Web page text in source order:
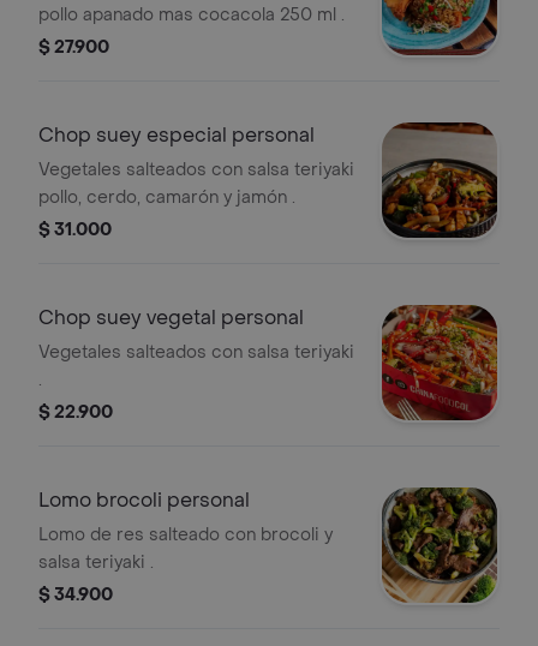
pollo apanado mas cocacola 250 ml .
$ 27.900
Chop suey especial personal
Vegetales salteados con salsa teriyaki
pollo, cerdo, camarón y jamón .
$ 31.000
Chop suey vegetal personal
Vegetales salteados con salsa teriyaki
.
$ 22.900
Lomo brocoli personal
Lomo de res salteado con brocoli y
salsa teriyaki .
$ 34.900